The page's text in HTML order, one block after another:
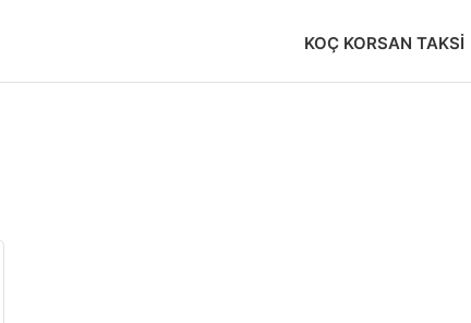
KOÇ KORSAN TAKSI